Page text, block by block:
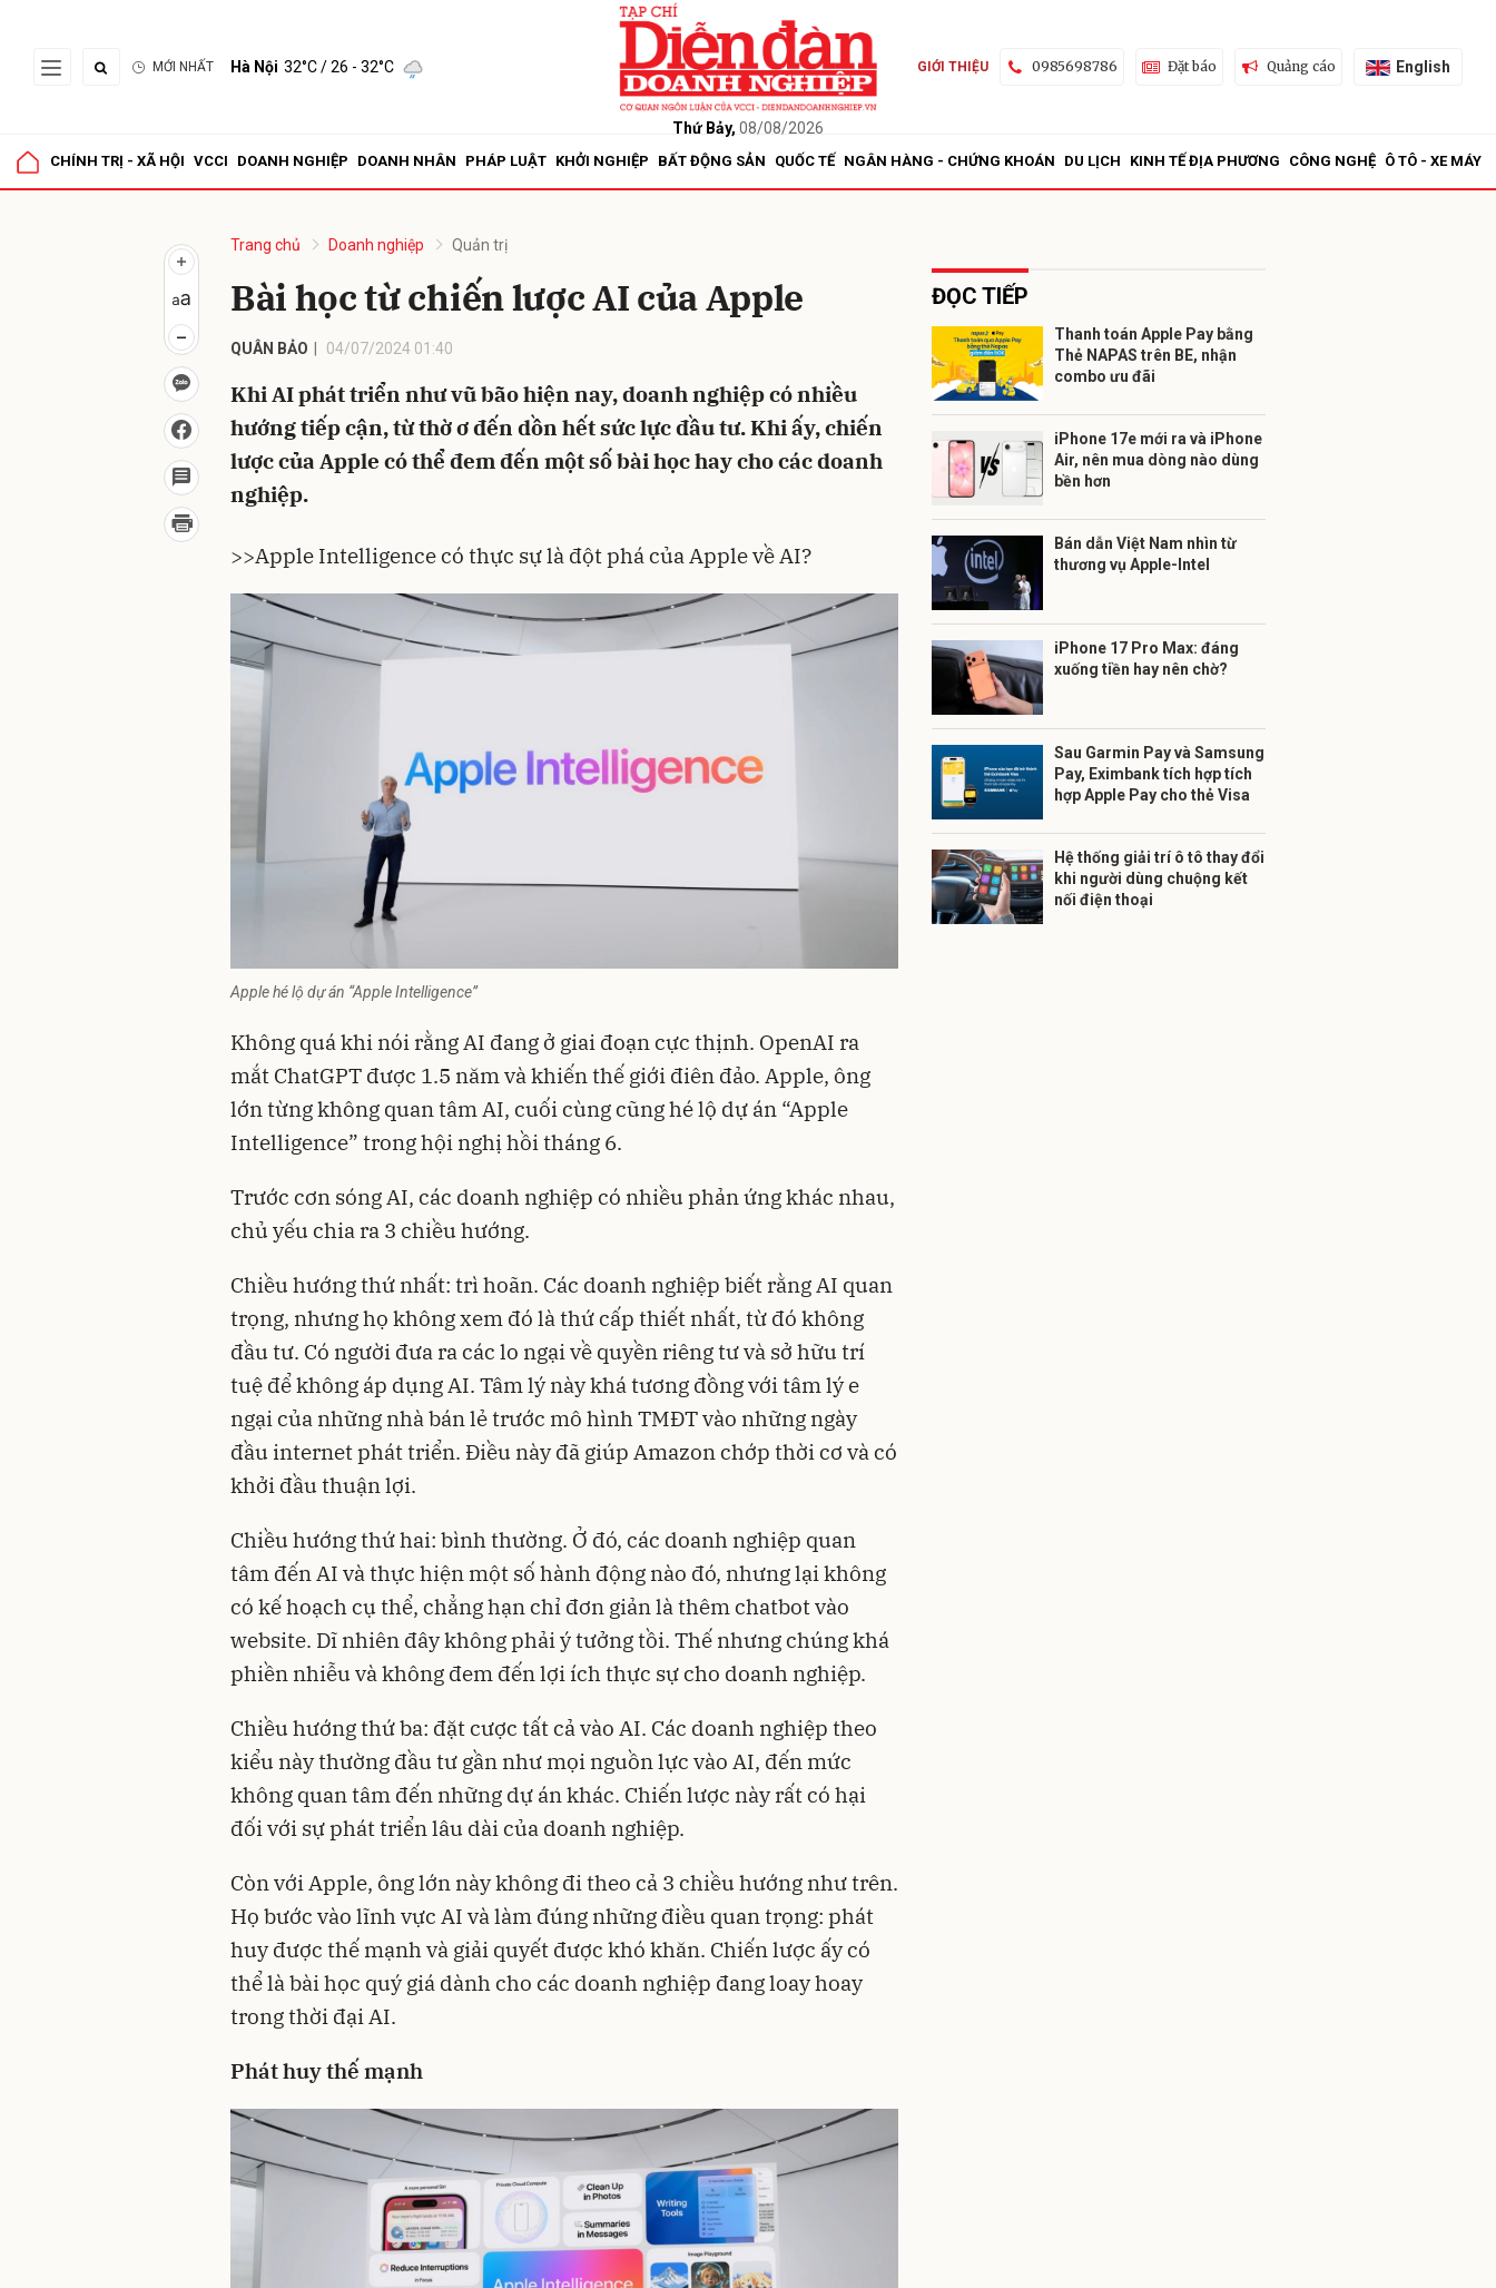
MỚI NHẤT Hà Nội 32°C/ 26 - 32°C
Thứ Bảy, 08/08/2026
GIỚI THIỆU 0985698786 Đặt báo Quảng cáo English
CHÍNH TRỊ - XÃ HỘI VCCI DOANH NGHIỆP DOANH NHÂN PHÁP LUẬT KHỞI NGHIỆP BẤT ĐỘNG SẢN QUỐC TẾ NGÂN HÀNG - CHỨNG KHOÁN DU LỊCH KINH TẾ ĐỊA PHƯƠNG CÔNG NGHỆ Ô TÔ - XE MÁY
Trang chủ Doanh nghiệp Quản trị
Bài học từ chiến lược AI của Apple
QUÂN BẢO 04/07/2024 01:40
Khi AI phát triển như vũ bão hiện nay, doanh nghiệp có nhiều
hướng tiếp cận, từ thờ ơ đến dồn hết sức lực đầu tư. Khi ấy, chiến
lược của Apple có thể đem đến một số bài học hay cho các doanh
nghiệp.
>>Apple Intelligence có thực sự là đột phá của Apple về AI?
Apple hé lộ dự án “Apple Intelligence”
Không quá khi nói rằng AI đang ở giai đoạn cực thịnh. OpenAI ra
mắt ChatGPT được 1.5 năm và khiến thế giới điên đảo. Apple, ông
lớn từng không quan tâm AI, cuối cùng cũng hé lộ dự án “Apple
Intelligence” trong hội nghị hồi tháng 6.
Trước cơn sóng AI, các doanh nghiệp có nhiều phản ứng khác nhau,
chủ yếu chia ra 3 chiều hướng.
Chiều hướng thứ nhất: trì hoãn. Các doanh nghiệp biết rằng AI quan
trọng, nhưng họ không xem đó là thứ cấp thiết nhất, từ đó không
đầu tư. Có người đưa ra các lo ngại về quyền riêng tư và sở hữu trí
tuệ để không áp dụng AI. Tâm lý này khá tương đồng với tâm lý e
ngại của những nhà bán lẻ trước mô hình TMĐT vào những ngày
đầu internet phát triển. Điều này đã giúp Amazon chớp thời cơ và có
khởi đầu thuận lợi.
Chiều hướng thứ hai: bình thường. Ở đó, các doanh nghiệp quan
tâm đến AI và thực hiện một số hành động nào đó, nhưng lại không
có kế hoạch cụ thể, chẳng hạn chỉ đơn giản là thêm chatbot vào
website. Dĩ nhiên đây không phải ý tưởng tồi. Thế nhưng chúng khá
phiền nhiễu và không đem đến lợi ích thực sự cho doanh nghiệp.
Chiều hướng thứ ba: đặt cược tất cả vào AI. Các doanh nghiệp theo
kiểu này thường đầu tư gần như mọi nguồn lực vào AI, đến mức
không quan tâm đến những dự án khác. Chiến lược này rất có hại
đối với sự phát triển lâu dài của doanh nghiệp.
Còn với Apple, ông lớn này không đi theo cả 3 chiều hướng như trên.
Họ bước vào lĩnh vực AI và làm đúng những điều quan trọng: phát
huy được thế mạnh và giải quyết được khó khăn. Chiến lược ấy có
thể là bài học quý giá dành cho các doanh nghiệp đang loay hoay
trong thời đại AI.
Phát huy thế mạnh
ĐỌC TIẾP
Thanh toán Apple Pay bằng
Thẻ NAPAS trên BE, nhận
combo ưu đãi
iPhone 17e mới ra và iPhone
Air, nên mua dòng nào dùng
bền hơn
Bán dẫn Việt Nam nhìn từ
thương vụ Apple-Intel
iPhone 17 Pro Max: đáng
xuống tiền hay nên chờ?
Sau Garmin Pay và Samsung
Pay, Eximbank tích hợp tích
hợp Apple Pay cho thẻ Visa
Hệ thống giải trí ô tô thay đổi
khi người dùng chuộng kết
nối điện thoại
Gửi